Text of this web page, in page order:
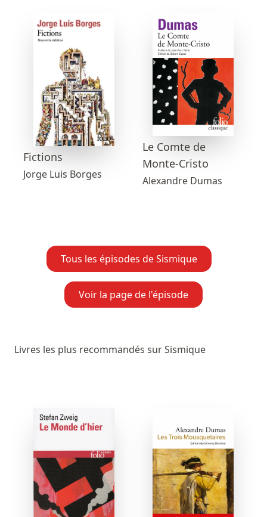
Fictions
Jorge Luis Borges
Le Comte de
Monte-Cristo
Alexandre Dumas
Tous les épisodes de Sismique
Voir la page de l'épisode
Livres les plus recommandés sur Sismique